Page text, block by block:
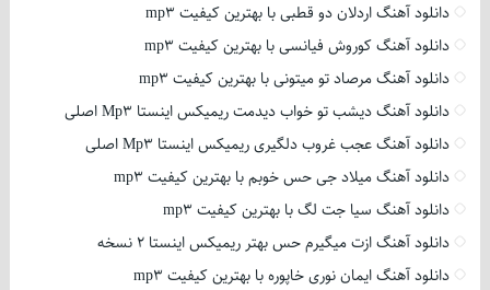
دانلود آهنگ اردلان دو قطبی با بهترین کیفیت mp3
دانلود آهنگ کوروش فیانسی با بهترین کیفیت mp3
دانلود آهنگ مرصاد تو میتونی با بهترین کیفیت mp3
دانلود آهنگ دیشب تو خواب دیدمت ریمیکس اینستا Mp3 اصلی
دانلود آهنگ عجب غروب دلگیری ریمیکس اینستا Mp3 اصلی
دانلود آهنگ میلاد جی حس خوبم با بهترین کیفیت mp3
دانلود آهنگ سیا جت لگ با بهترین کیفیت mp3
دانلود آهنگ ازت میگیرم حس بهتر ریمیکس اینستا 2 نسخه
دانلود آهنگ ایمان نوری خاپوره با بهترین کیفیت mp3